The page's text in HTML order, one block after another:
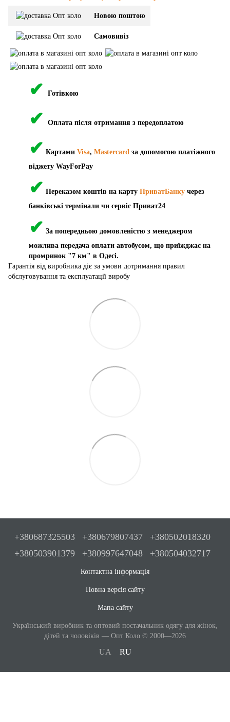
Новою поштою
Самовивіз
✔ Готівкою
✔ Оплата після отримання з передоплатою
✔ Картами Visa, Mastercard за допомогою платіжного
віджету WayForPay
✔ Переказом коштів на карту ПриватБанку через
банківські термінали чи сервіс Приват24
✔ За попередньою домовленістю з менеджером
можлива передача оплати автобусом, що приїжджає на
промринок "7 км" в Одесі.
Гарантія від виробника діє за умови дотримання правил
обслуговування та експлуатації виробу
+380687325503 +380679807437
+380502018320
+380503901379
+380997647048 +380504032717
Контактна інформація
Повна версія сайту
Мапа сайту
Український виробник та оптовий постачальник одягу для жінок,
дітей та чоловіків — Опт Коло © 2000—2026
UA RU